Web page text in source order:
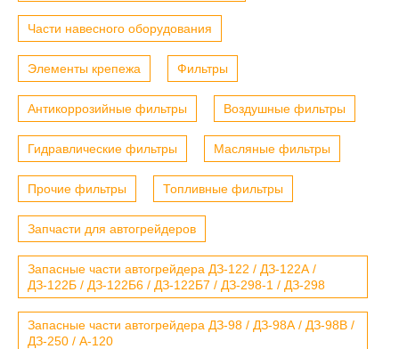
Части навесного оборудования
Элементы крепежа Фильтры
Антикоррозийные фильтры Воздушные фильтры
Гидравлические фильтры Масляные фильтры
Прочие фильтры Топливные фильтры
Запчасти для автогрейдеров
Запасные части автогрейдера ДЗ-122 / ДЗ-122А /
ДЗ-122Б / ДЗ-122Б6 / ДЗ-122Б7 / ДЗ-298-1 / ДЗ-298
Запасные части автогрейдера ДЗ-98 / ДЗ-98А / ДЗ-98В /
ДЗ-250 / А-120